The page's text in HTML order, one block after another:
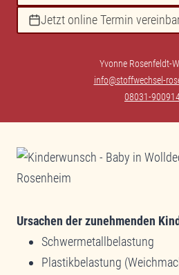
Jetzt online Termin
Yvonne Rosenfeldt-
info@stoffwechsel-
08031-
Ursachen der zunehmenden
Schwermetallbelastung
Plastikbelastung